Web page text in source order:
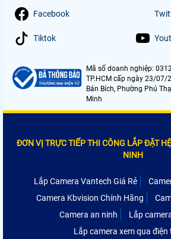
Facebook
Tiktok
Mã số doanh nghiệp:
TP.HCM cấp ngày 23/07/
Bán Bích, Phường Phú
Minh
ĐƠN VỊ TRỰC TIẾP THI CÔNG LẮP ĐẶT
NINH
Lắp Camera Vantech Giá Rẻ
Camera Kbvision Chính Hãng
Camera an ninh
Lắp
Lắp camera xem qua điện